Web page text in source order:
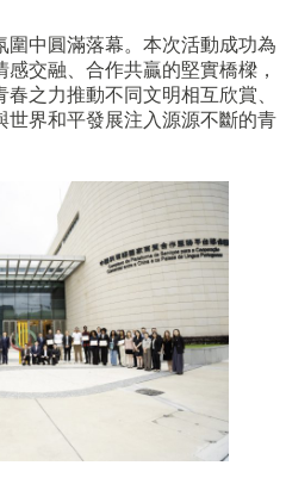
中圓滿落幕。本次活動成功為
交融、合作共贏的堅實橋樑，
之力推動不同文明相互欣賞、
界和平發展注入源源不斷的青